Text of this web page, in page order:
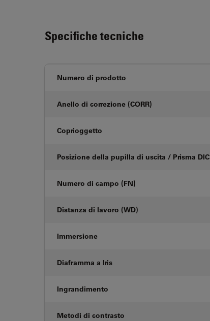
Specifiche tecniche
Numero di prodotto
Anello di correzione (CORR)
Coprioggetto
Posizione della pupilla di uscita / Prisma DIC
Numero di campo (FN)
Distanza di lavoro (WD)
Immersione
Diaframma a Iris
Ingrandimento
Metodi di contrasto